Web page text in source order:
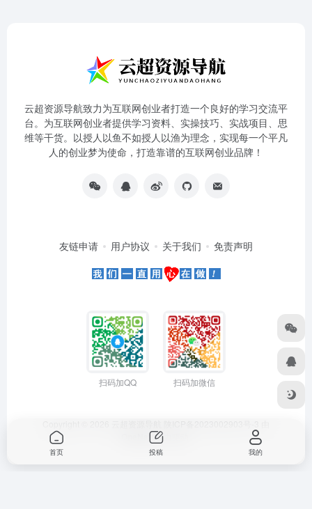
云超资源导航致力为互联网创业者打造一个良好的学习交流平
台。为互联网创业者提供学习资料、实操技巧、实战项目、思
维等干货。以授人以鱼不如授人以渔为理念，实现每一个平凡
人的创业梦为使命，打造靠谱的互联网创业品牌！
友链申请 用户协议 关于我们 免责声明
扫码加QQ 扫码加微信
OneNav强力驱动
首页 投稿 我的